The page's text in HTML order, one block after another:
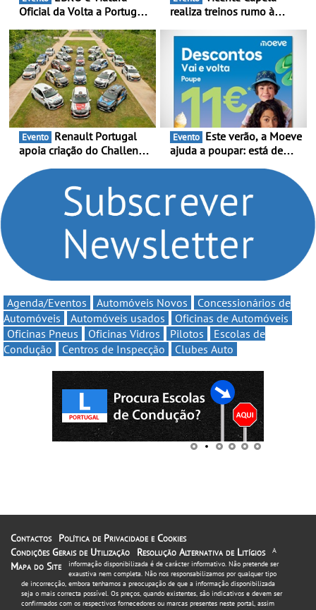
Oficial da Volta a Portugal
presença nacional ao lado
da mítica prova de ciclismo
e leva a sua gama SUV
multi-energia às estradas
de Portugal
realiza treinos rumo à
Portugal Karting e mira boa
estreia - O Campeonato
Portugal Karting 2026
decorre entre 1 de Março e
6 de Setembro
Evento
apoia criação do Challenge
compromisso com o
automobilismo nacional
continua em 2026
Evento
ajuda a poupar: está de
Volta” com descontos de
Agenda/Eventos Automóveis Novos
Concessionários de
Automóveis
Automóveis usados
Oficinas de Automóveis
Oficinas Pneus
Oficinas Vidros Pilotos
Escolas de
Condução
Centros de Inspecção Clubes Auto
Contactos
Política de Privacidade e Cookies
Condições Gerais de Utilização
Resolução Alternativa de Litígios
Mapa do Site
A
informação disponibilizada é de carácter informativo. Não pretende ser
exaustiva nem completa. Não nos responsabilizamos por qualquer tipo
de incorrecção, embora tenhamos a preocupação de que a informação disponibilizada
seja o mais correcta possível. Os preços, quando existentes, são indicativos e devem ser
confirmados com os respectivos fornecedores ou marcas presentes neste portal, assim